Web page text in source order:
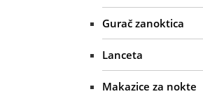
Gurač zanoktica
Lanceta
Makazice za nokte